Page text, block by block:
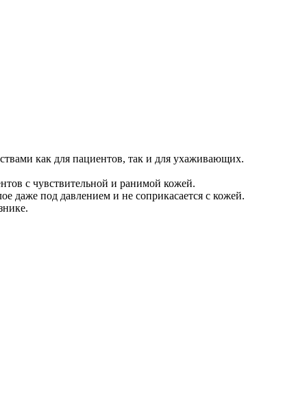
как для пациентов, так и для ухаживающих.
с чувствительной и ранимой кожей.
даже под давлением и не соприкасается с кожей.